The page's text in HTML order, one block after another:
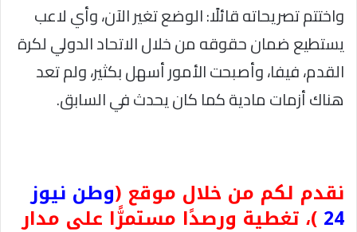
واختتم تصريحاته قائلًا: الوضع تغير الآن، وأي لاعب
يستطيع ضمان حقوقه من خلال الاتحاد الدولي لكرة
القدم، فيفا، وأصبحت الأمور أسهل بكثير، ولم تعد
هناك أزمات مادية كما كان يحدث في السابق.
نقدم لكم من خلال موقع (وطن نيوز
24 )، تغطية ورصدًا مستمرًّا على مدار